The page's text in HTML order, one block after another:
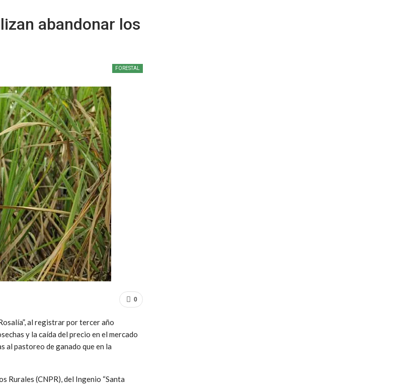
abandonar los
FORESTAL
0
al registrar por tercer año
y la caída del precio en el mercado
al pastoreo de ganado que en la
Rurales (CNPR), del Ingenio “Santa